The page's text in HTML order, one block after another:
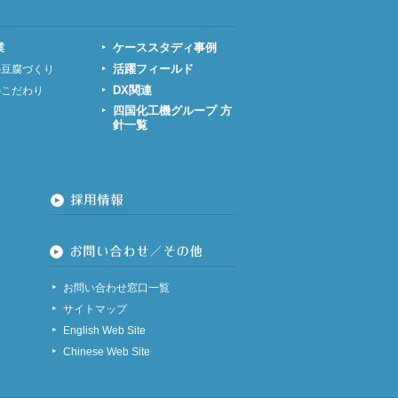
腐づくり
だわり
ケーススタディ事例
活躍フィールド
DX関連
四国化工機グループ 方
針一覧
お問い合わせ窓口一覧
サイトマップ
English Web Site
Chinese Web Site